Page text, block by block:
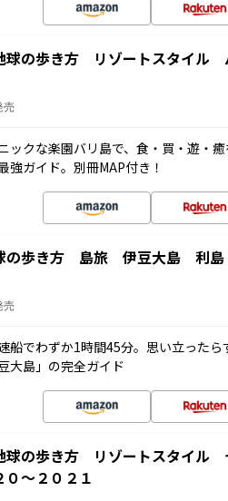
の歩き方 リゾートスタイル
売
ックな楽園バリ島で、食・買・遊・
強ガイド。別冊MAP付き！
の歩き方 島旅 伊豆大島 利島
売
船でわずか1時間45分。思い立った
大島」の完全ガイド
の歩き方 リゾートスタイル
～２０２１